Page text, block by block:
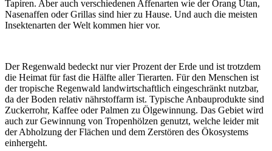
Tapiren. Aber auch verschiedenen Affenarten wie der Orang Utan,
Nasenaffen oder Grillas sind hier zu Hause. Und auch die meisten
Insektenarten der Welt kommen hier vor.
Der Regenwald bedeckt nur vier Prozent der Erde und ist trotzdem
die Heimat für fast die Hälfte aller Tierarten. Für den Menschen ist
der tropische Regenwald landwirtschaftlich eingeschränkt nutzbar,
da der Boden relativ nährstoffarm ist. Typische Anbauprodukte sind
Zuckerrohr, Kaffee oder Palmen zu Ölgewinnung. Das Gebiet wird
auch zur Gewinnung von Tropenhölzen genutzt, welche leider mit
der Abholzung der Flächen und dem Zerstören des Ökosystems
einhergeht.